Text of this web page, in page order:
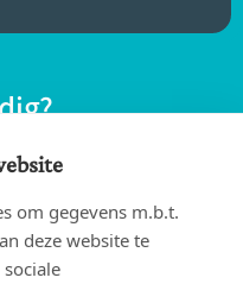
bij jou in de
om gegevens m.b.t.
deze website te